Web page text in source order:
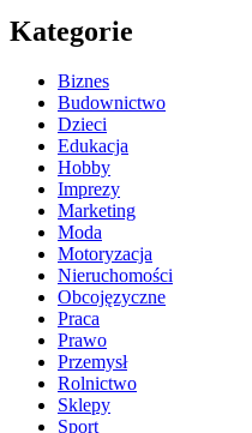
Kategorie
Biznes
Budownictwo
Dzieci
Edukacja
Hobby
Imprezy
Marketing
Moda
Motoryzacja
Nieruchomości
Obcojęzyczne
Praca
Prawo
Przemysł
Rolnictwo
Sklepy
Sport